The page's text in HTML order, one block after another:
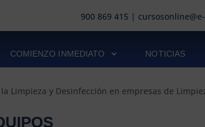
900 869 415 |
COMIENZO INMEDIATO NOTICIAS
Limpieza y Desinfección en empresas de